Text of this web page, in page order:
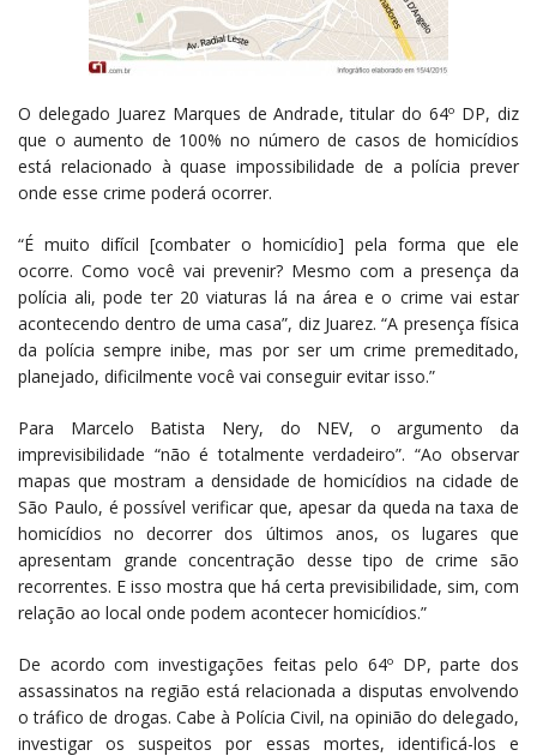
O delegado Juarez Marques de Andrade, titular do 64º DP, diz
que o aumento de 100% no número de casos de homicídios
está relacionado à quase impossibilidade de a polícia prever
onde esse crime poderá ocorrer.
“É muito difícil [combater o homicídio] pela forma que ele
ocorre. Como você vai prevenir? Mesmo com a presença da
polícia ali, pode ter 20 viaturas lá na área e o crime vai estar
acontecendo dentro de uma casa”, diz Juarez. “A presença física
da polícia sempre inibe, mas por ser um crime premeditado,
planejado, dificilmente você vai conseguir evitar isso.”
Para Marcelo Batista Nery, do NEV, o argumento da
imprevisibilidade “não é totalmente verdadeiro”. “Ao observar
mapas que mostram a densidade de homicídios na cidade de
São Paulo, é possível verificar que, apesar da queda na taxa de
homicídios no decorrer dos últimos anos, os lugares que
apresentam grande concentração desse tipo de crime são
recorrentes. E isso mostra que há certa previsibilidade, sim, com
relação ao local onde podem acontecer homicídios.”
De acordo com investigações feitas pelo 64º DP, parte dos
assassinatos na região está relacionada a disputas envolvendo
o tráfico de drogas. Cabe à Polícia Civil, na opinião do delegado,
investigar os suspeitos por essas mortes, identificá-los e